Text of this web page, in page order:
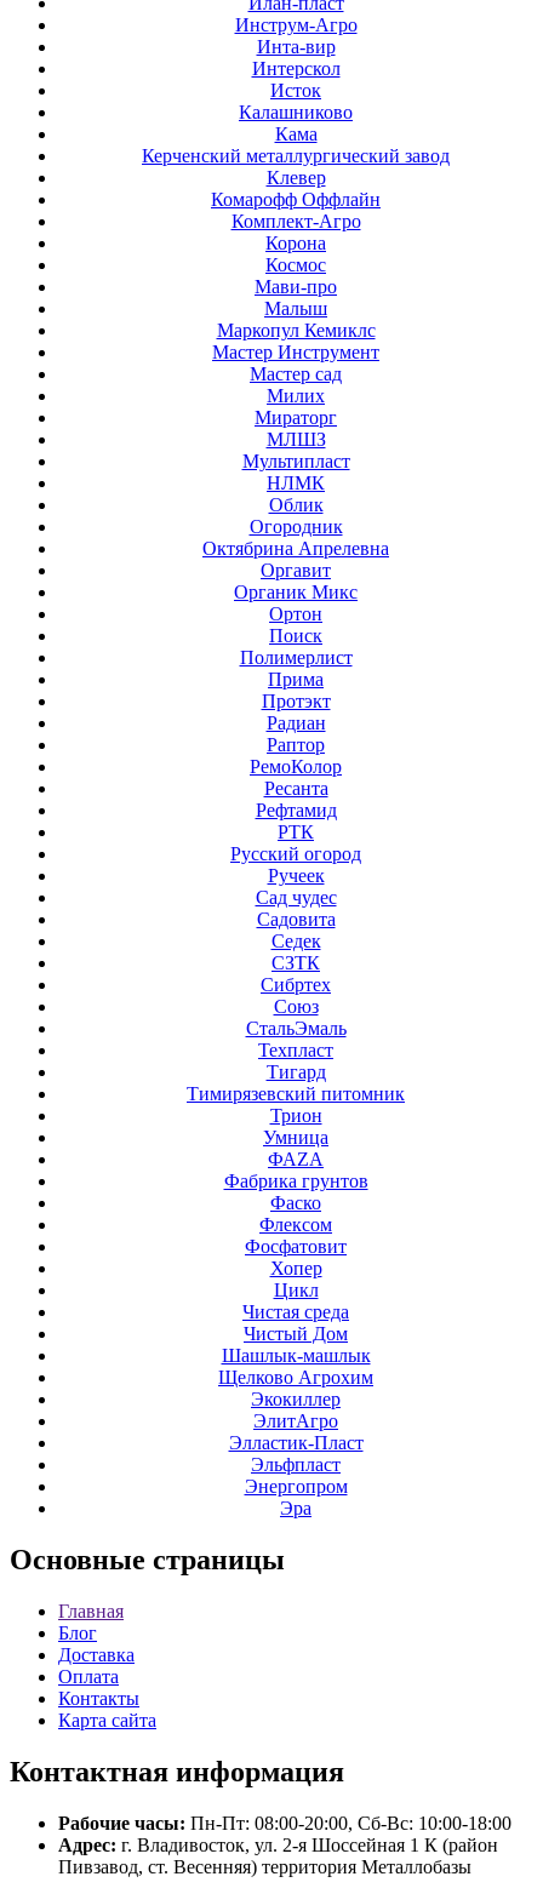
Инструм-Агро
Инта-вир
Интерскол
Исток
Калашниково
Кама
Керченский металлургический завод
Клевер
Комарофф Оффлайн
Комплект-Агро
Корона
Космос
Мави-про
Малыш
Маркопул Кемиклс
Мастер Инструмент
Мастер сад
Милих
Мираторг
МЛШЗ
Мультипласт
НЛМК
Облик
Огородник
Октябрина Апрелевна
Оргавит
Органик Микс
Ортон
Поиск
Полимерлист
Прима
Протэкт
Радиан
Раптор
РемоКолор
Ресанта
Рефтамид
РТК
Русский огород
Ручеек
Сад чудес
Садовита
Седек
СЗТК
Сибртех
Союз
СтальЭмаль
Техпласт
Тигард
Тимирязевский питомник
Трион
Умница
ФАZА
Фабрика грунтов
Фаско
Флексом
Фосфатовит
Хопер
Цикл
Чистая среда
Чистый Дом
Шашлык-машлык
Щелково Агрохим
Экокиллер
ЭлитАгро
Элластик-Пласт
Эльфпласт
Энергопром
Эра
Основные страницы
Главная
Блог
Доставка
Оплата
Контакты
Карта сайта
Контактная информация
Рабочие часы: Пн-Пт: 08:00-20:00, Сб-Вс: 10:00-18:00
Адрес: г. Владивосток, ул. 2-я Шоссейная 1 К (район
Пивзавод, ст. Весенняя) территория Металлобазы